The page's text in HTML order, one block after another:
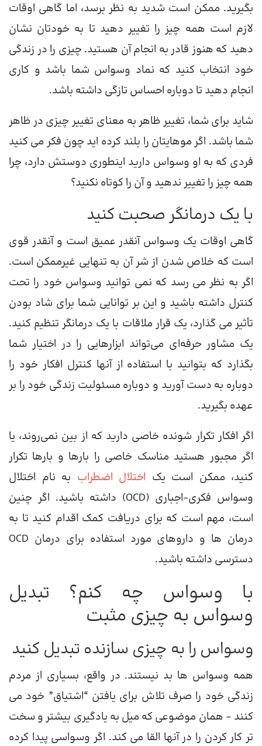
بگیرید. ممکن است شدید به نظر برسد، اما گاهی اوقات
لازم است همه چیز را تغییر دهید تا به خودتان نشان
دهید که هنوز قادر به انجام آن هستید. چیزی را در زندگی
خود انتخاب کنید که نماد وسواس شما باشد و کاری
انجام دهید تا دوباره احساس تازگی داشته باشد.
شاید برای شما، تغییر ظاهر به معنای تغییر چیزی در ظاهر
شما باشد. اگر موهایتان را بلند کرده اید چون فکر می کنید
فردی که به او وسواس دارید اینطوری دوستش دارد، چرا
همه چیز را تغییر ندهید و آن را کوتاه نکنید؟
با یک درمانگر صحبت کنید
گاهی اوقات یک وسواس آنقدر عمیق است و آنقدر قوی
است که خلاص شدن از شر آن به تنهایی غیرممکن است.
اگر به نظر می رسد که نمی توانید وسواس خود را تحت
کنترل داشته باشید و این بر توانایی شما برای شاد بودن
تأثیر می گذارد، یک قرار ملاقات با یک درمانگر تنظیم کنید.
یک مشاور حرفه‌ای می‌تواند ابزارهایی را در اختیار شما
بگذارد که بتوانید با استفاده از آنها کنترل افکار خود را
دوباره به دست آورید و دوباره مسئولیت زندگی خود را بر
عهده بگیرید.
اگر افکار تکرار شونده خاصی دارید که از بین نمی‌روند، یا
اگر مجبور هستید مناسک خاصی را بارها و بارها تکرار
کنید، ممکن است یک اختلال اضطراب به نام اختلال
وسواس فکری-اجباری (OCD) داشته باشید. اگر چنین
است، مهم است که برای دریافت کمک اقدام کنید تا به
درمان ها و داروهای مورد استفاده برای درمان OCD
دسترسی داشته باشید.
با وسواس چه کنم؟ تبدیل
وسواس به چیزی مثبت
وسواس را به چیزی سازنده تبدیل کنید
همه وسواس ها بد نیستند. در واقع، بسیاری از مردم
زندگی خود را صرف تلاش برای یافتن “اشتیاق” خود می
کنند – همان موضوعی که میل به یادگیری بیشتر و سخت
تر کار کردن را در آنها القا می کند. اگر وسواسی پیدا کرده